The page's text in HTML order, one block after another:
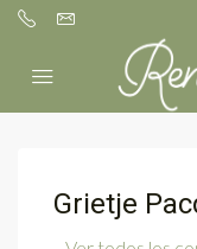
Grietje